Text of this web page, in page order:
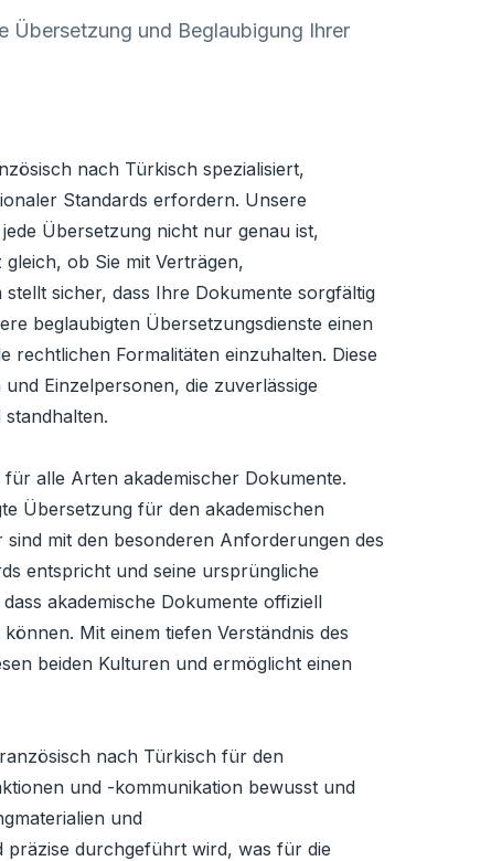
Übersetzung und Beglaubigung Ihrer
nach Türkisch spezialisiert,
Standards erfordern. Unsere
Übersetzung nicht nur genau ist,
ob Sie mit Verträgen,
sicher, dass Ihre Dokumente sorgfältig
beglaubigten Übersetzungsdienste einen
rechtlichen Formalitäten einzuhalten. Diese
Einzelpersonen, die zuverlässige
alle Arten akademischer Dokumente.
Übersetzung für den akademischen
mit den besonderen Anforderungen des
entspricht und seine ursprüngliche
akademische Dokumente offiziell
Mit einem tiefen Verständnis des
beiden Kulturen und ermöglicht einen
nach Türkisch für den
und -kommunikation bewusst und
und
präzise durchgeführt wird, was für die